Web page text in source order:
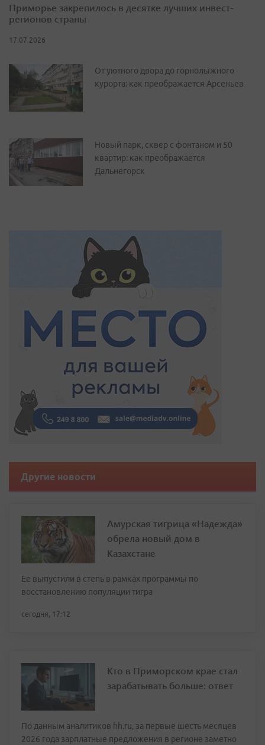
Приморье закрепилось в десятке лучших инвест-
регионов страны
17.07.2026
От уютного двора до горнолыжного
курорта: как преображается Арсеньев
Новый парк, сквер с фонтаном и 50
квартир: как преображается
Дальнегорск
Другие новости
Амурская тигрица «Надежда»
обрела новый дом в
Казахстане
Ее выпустили в степь в рамках программы по
восстановлению популяции тигра
сегодня, 17:12
Кто в Приморском крае стал
зарабатывать больше: ответ
По данным аналитиков hh.ru, за первые шесть месяцев
2026 года зарплатные предложения в регионе заметно